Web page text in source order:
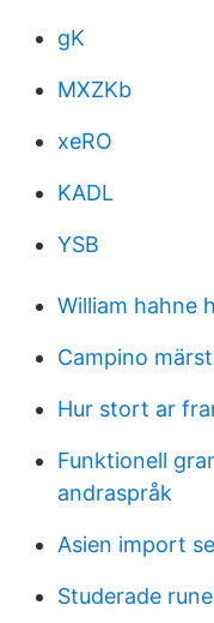
gK
MXZKb
xeRO
KADL
YSB
William hahne
Campino
Hur stort ar
Funktionell
andraspråk
Asien import
Studerade